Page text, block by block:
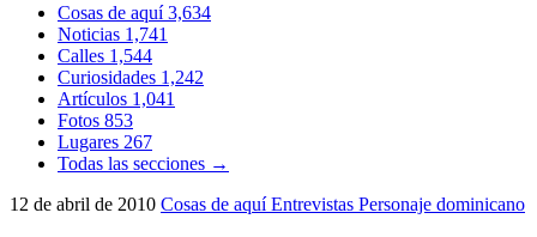
Cosas de aquí3,634
Noticias 1,741
Calles 1,544
Curiosidades 1,242
Artículos 1,041
Fotos 853
Lugares 267
Todas las secciones →
12 de abril de 2010 Cosas de aquíEntrevistas Personaje dominicano